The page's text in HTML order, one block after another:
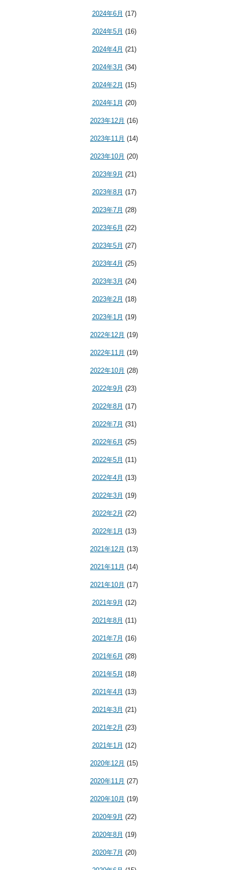
2024年6月 (17)
2024年5月 (16)
2024年4月 (21)
2024年3月 (34)
2024年2月 (15)
2024年1月 (20)
2023年12月 (16)
2023年11月 (14)
2023年10月 (20)
2023年9月 (21)
2023年8月 (17)
2023年7月 (28)
2023年6月 (22)
2023年5月 (27)
2023年4月 (25)
2023年3月 (24)
2023年2月 (18)
2023年1月 (19)
2022年12月 (19)
2022年11月 (19)
2022年10月 (28)
2022年9月 (23)
2022年8月 (17)
2022年7月 (31)
2022年6月 (25)
2022年5月 (11)
2022年4月 (13)
2022年3月 (19)
2022年2月 (22)
2022年1月 (13)
2021年12月 (13)
2021年11月 (14)
2021年10月 (17)
2021年9月 (12)
2021年8月 (11)
2021年7月 (16)
2021年6月 (28)
2021年5月 (18)
2021年4月 (13)
2021年3月 (21)
2021年2月 (23)
2021年1月 (12)
2020年12月 (15)
2020年11月 (27)
2020年10月 (19)
2020年9月 (22)
2020年8月 (19)
2020年7月 (20)